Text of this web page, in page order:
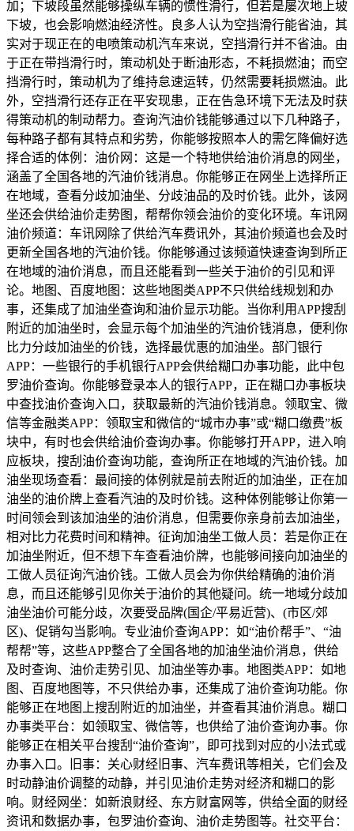
加；下坡段虽然能够操纵车辆的惯性滑行，但若是屡次地上坡
下坡，也会影响燃油经济性。良多人认为空挡滑行能省油，其
实对于现正在的电喷策动机汽车来说，空挡滑行并不省油。由
于正在带挡滑行时，策动机处于断油形态，不耗损燃油；而空
挡滑行时，策动机为了维持怠速运转，仍然需要耗损燃油。此
外，空挡滑行还存正在平安现患，正在告急环境下无法及时获
得策动机的制动帮力。查询汽油价钱能够通过以下几种路子，
每种路子都有其特点和劣势，你能够按照本人的需乞降偏好选
择合适的体例：油价网：这是一个特地供给油价消息的网坐，
涵盖了全国各地的汽油价钱消息。你能够正在网坐上选择所正
在地域，查看分歧加油坐、分歧油品的及时价钱。此外，该网
坐还会供给油价走势图，帮帮你领会油价的变化环境。车讯网
油价频道：车讯网除了供给汽车费讯外，其油价频道也会及时
更新全国各地的汽油价钱。你能够通过该频道快速查询到所正
在地域的油价消息，而且还能看到一些关于油价的引见和评
论。地图、百度地图：这些地图类APP不只供给线规划和办
事，还集成了加油坐查询和油价显示功能。当你利用APP搜刮
附近的加油坐时，会显示每个加油坐的汽油价钱消息，便利你
比力分歧加油坐的价钱，选择最优惠的加油坐。部门银行
APP：一些银行的手机银行APP会供给糊口办事功能，此中包
罗油价查询。你能够登录本人的银行APP，正在糊口办事板块
中查找油价查询入口，获取最新的汽油价钱消息。领取宝、微
信等金融类APP：领取宝和微信的“城市办事”或“糊口缴费”板
块中，有时也会供给油价查询办事。你能够打开APP，进入响
应板块，搜刮油价查询功能，查询所正在地域的汽油价钱。加
油坐现场查看：最间接的体例就是前去附近的加油坐，正在加
油坐的油价牌上查看汽油的及时价钱。这种体例能够让你第一
时间领会到该加油坐的油价消息，但需要你亲身前去加油坐，
相对比力花费时间和精神。征询加油坐工做人员：若是你正在
加油坐附近，但不想下车查看油价牌，也能够间接向加油坐的
工做人员征询汽油价钱。工做人员会为你供给精确的油价消
息，而且还能够引见你关于油价的其他疑问。统一地域分歧加
油坐油价可能分歧，次要受品牌(国企/平易近营)、(市区/郊
区)、促销勾当影响。专业油价查询APP：如“油价帮手”、“油
帮帮”等，这些APP整合了全国各地的加油坐油价消息，供给
及时查询、油价走势引见、加油坐等办事。地图类APP：如地
图、百度地图等，不只供给办事，还集成了油价查询功能。你
能够正在地图上搜刮附近的加油坐，并查看其油价消息。糊口
办事类平台：如领取宝、微信等，也供给了油价查询办事。你
能够正在相关平台搜刮“油价查询”，即可找到对应的小法式或
办事入口。旧事：关心财经旧事、汽车费讯等相关，它们会及
时动静油价调整的动静，并引见油价走势对经济和糊口的影
响。财经网坐：如新浪财经、东方财富网等，供给全面的财经
资讯和数据办事，包罗油价查询、油价走势图等。社交平台：